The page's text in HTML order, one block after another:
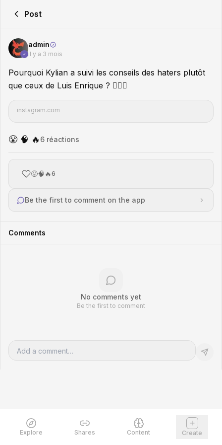
Post
✓
admin
il y a 3 mois
Pourquoi Kylian a suivi les conseils des haters plutôt
que ceux de Luis Enrique ? 🤦🏾‍♂️
instagram.com
😤 🧠 🔥 6 réactions
😤🧠🔥6
Be the first to comment on the app
Comments
No comments yet
Be the first to comment
Explore Shares Content Create